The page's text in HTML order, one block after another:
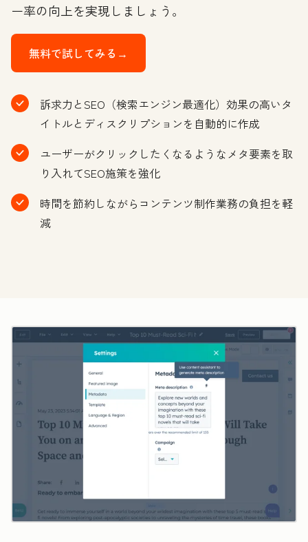
ー率の向上を実現しましょう。
無料で試してみる→
訴求力とSEO（検索エンジン最適化）効果の高いタ
イトルとディスクリプションを自動的に作成
ユーザーがクリックしたくなるようなメタ要素を取
り入れてSEO施策を強化
時間を節約しながらコンテンツ制作業務の負担を軽
減